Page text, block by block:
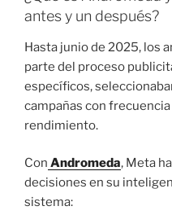
antes y un después?
Hasta junio de 2025, los
parte del proceso
específicos,
campañas con frecuencia
rendimiento.
Con Andromeda, Meta
decisiones en su
sistema: